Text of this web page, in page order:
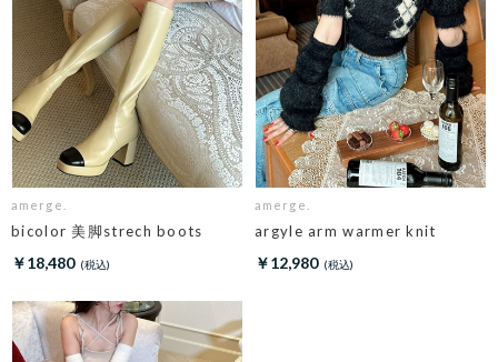
amerge.
bicolor 美脚strech boots
￥18,480
amerge.
argyle arm warmer knit
￥12,980